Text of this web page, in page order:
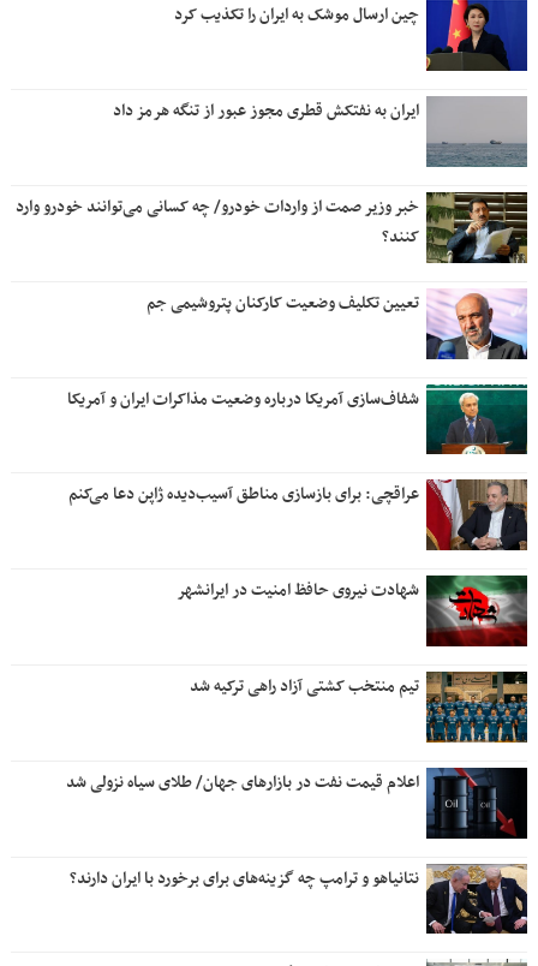
چین ارسال موشک به ایران را تکذیب کرد
ایران به نفتکش قطری مجوز عبور از تنگه هرمز داد
خبر وزیر صمت از واردات خودرو/ چه کسانی می‌توانند خودرو وارد
کنند؟
تعیین تکلیف وضعیت کارکنان پتروشیمی جم
شفاف‌سازی آمریکا درباره وضعیت مذاکرات ایران و آمریکا
عراقچی: برای بازسازی مناطق آسیب‌دیده ژاپن دعا می‌کنم
شهادت نیروی حافظ امنیت در ایرانشهر
تیم منتخب کشتی آزاد راهی ترکیه شد
اعلام قیمت نفت در بازارهای جهان/ طلای سیاه نزولی شد
نتانیاهو و ترامپ چه گزینه‌های برای برخورد با ایران دارند؟